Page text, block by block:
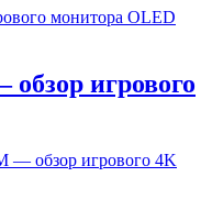
игрового